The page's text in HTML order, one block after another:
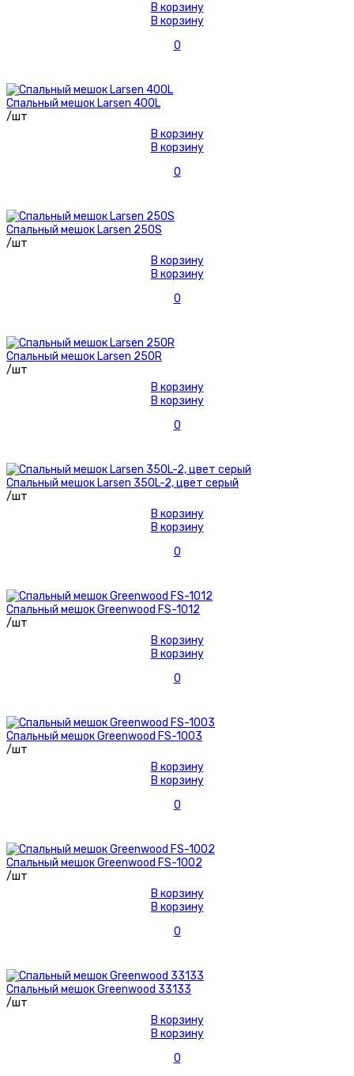
В корзину
В корзину
0
Спальный мешок Larsen 400L
/шт
В корзину
В корзину
0
Спальный мешок Larsen 250S
/шт
В корзину
В корзину
0
Спальный мешок Larsen 250R
/шт
В корзину
В корзину
0
Спальный мешок Larsen 350L-2, цвет серый
/шт
В корзину
В корзину
0
Спальный мешок Greenwood FS-1012
/шт
В корзину
В корзину
0
Спальный мешок Greenwood FS-1003
/шт
В корзину
В корзину
0
Спальный мешок Greenwood FS-1002
/шт
В корзину
В корзину
0
Спальный мешок Greenwood 33133
/шт
В корзину
В корзину
0